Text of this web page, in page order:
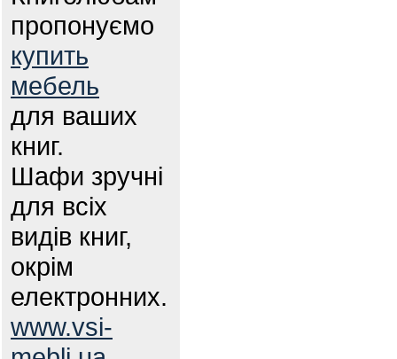
пропонуємо
купить
мебель
для ваших
книг.
Шафи зручні
для всіх
видів книг,
окрім
електронних.
www.vsi-